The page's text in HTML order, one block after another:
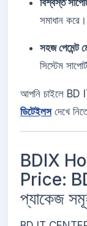
সমাধান করে।
সহজ পেমেন্ট
সিস্টেম
আপনি চাইলে
ডিটেইলসদেখে
BDIX
Price:
প্যাকেজ